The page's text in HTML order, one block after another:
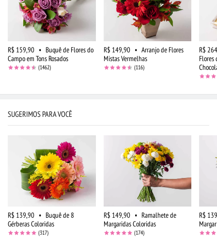
R$ 159,90 • Buquê de Flores do
Campo em Tons Rosados
(1462)
R$ 149,90 • Arranjo de Flores
Mistas Vermelhas
(116)
R$
Flores
SUGERIMOS PARA VOCÊ
R$ 139,90 • Buquê de 8
Gérberas Coloridas
(317)
R$ 149,90 • Ramalhete de
Margaridas Coloridas
(174)
R$